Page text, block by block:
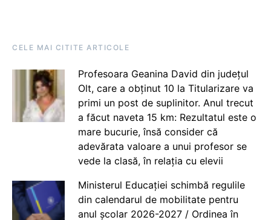
CELE MAI CITITE ARTICOLE
Profesoara Geanina David din județul
Olt, care a obținut 10 la Titularizare va
primi un post de suplinitor. Anul trecut
a făcut naveta 15 km: Rezultatul este o
mare bucurie, însă consider că
adevărata valoare a unui profesor se
vede la clasă, în relația cu elevii
Ministerul Educației schimbă regulile
din calendarul de mobilitate pentru
anul școlar 2026-2027 / Ordinea în